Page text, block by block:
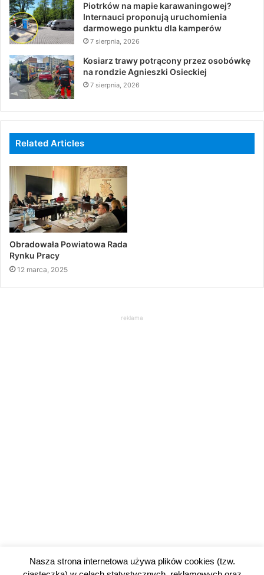
Piotrków na mapie karawaningowej?
Internauci proponują uruchomienia
darmowego punktu dla kamperów
7 sierpnia, 2026
Kosiarz trawy potrącony przez osobówkę
na rondzie Agnieszki Osieckiej
7 sierpnia, 2026
Related Articles
Obradowała Powiatowa Rada
Rynku Pracy
12 marca, 2025
reklama
Nasza strona internetowa używa plików cookies (tzw.